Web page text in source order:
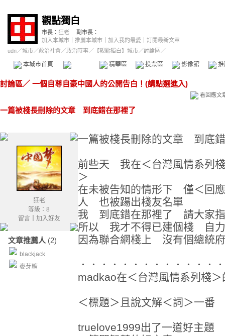
觀點獨白
市長： 狂老
副市長：
加入本城市
推薦本城市 加入我的最愛
訂閱最新文章
udn／城市／政治社會 ／政治時事／ 【觀點獨白】城市／討論區／
本城市首頁 精華區 投票區 影像館
討論區／ 一個自尊自豪中國人的公開告白！(請點選進入)
看回應文
一篇被棧長刪除的文章 到底錯在那裡了
狂老
等級：8
留言｜ 加入好友
文章推薦人 (2)
blackjack
麥芽糖
一篇被棧長刪除的文章 到底
前些天 我在＜台灣風情系列
＞
在未被告知的情形下 僅＜回
人 也被踼出棧友名單
我 到底錯在那裡了 請大家
所以 我才不得已建個棧 自力
因為聯合網棧上 沒有個總統
．．．．．．．．．．．．．
madkao在＜台灣風情系列棧
＜標題＞且說文解＜詞＞一番
truelove1999出了一道好主題